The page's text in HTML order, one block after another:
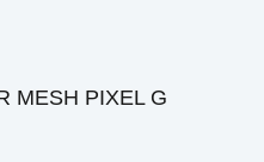
MESH PIXEL G